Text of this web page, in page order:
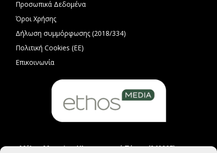
Προσωπικά Δεδομένα
Όροι Χρήσης
Δήλωση συμμόρφωσης (2018/334)
Πολιτική Cookies (ΕΕ)
Επικοινωνία
Μέλος Μητρώου Ηλεκτρονικού Τύπου (242225)